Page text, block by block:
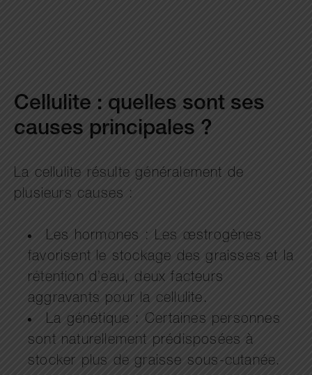
Cellulite : quelles sont ses
causes principales ?
La cellulite résulte généralement de
plusieurs causes :
Les hormones : Les œstrogènes
favorisent le stockage des graisses et la
rétention d’eau, deux facteurs
aggravants pour la cellulite.
La génétique : Certaines personnes
sont naturellement prédisposées à
stocker plus de graisse sous-cutanée.